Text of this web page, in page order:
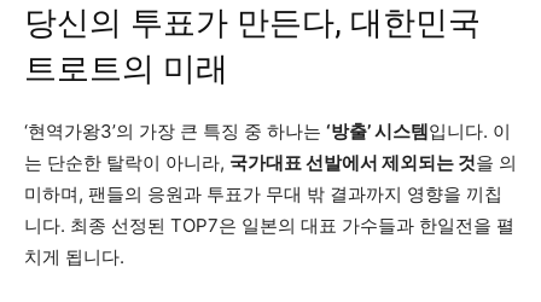
당신의 투표가 만든다, 대한민국
트로트의 미래
‘현역가왕3’의 가장 큰 특징 중 하나는 ‘방출’ 시스템입니다. 이
는 단순한 탈락이 아니라, 국가대표 선발에서 제외되는 것을 의
미하며, 팬들의 응원과 투표가 무대 밖 결과까지 영향을 끼칩
니다. 최종 선정된 TOP7은 일본의 대표 가수들과 한일전을 펼
치게 됩니다.